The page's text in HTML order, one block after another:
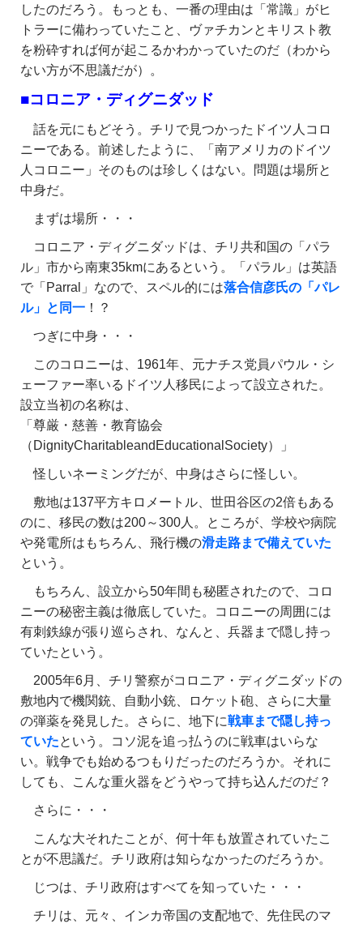
したのだろう。もっとも、一番の理由は「常識」がヒ
トラーに備わっていたこと、ヴァチカンとキリスト教
を粉砕すれば何が起こるかわかっていたのだ（わから
ない方が不思議だが）。
■コロニア・ディグニダッド
話を元にもどそう。チリで見つかったドイツ人コロ
ニーである。前述したように、「南アメリカのドイツ
人コロニー」そのものは珍しくはない。問題は場所と
中身だ。
まずは場所・・・
コロニア・ディグニダッドは、チリ共和国の「パラ
ル」市から南東35kmにあるという。「パラル」は英語
で「Parral」なので、スペル的には落合信彦氏の「パレ
ル」と同一！？
つぎに中身・・・
このコロニーは、1961年、元ナチス党員パウル・シ
ェーファー率いるドイツ人移民によって設立された。
設立当初の名称は、
「尊厳・慈善・教育協会
（DignityCharitableandEducationalSociety）」
怪しいネーミングだが、中身はさらに怪しい。
敷地は137平方キロメートル、世田谷区の2倍もある
のに、移民の数は200～300人。ところが、学校や病院
や発電所はもちろん、飛行機の滑走路まで備えていた
という。
もちろん、設立から50年間も秘匿されたので、コロ
ニーの秘密主義は徹底していた。コロニーの周囲には
有刺鉄線が張り巡らされ、なんと、兵器まで隠し持っ
ていたという。
2005年6月、チリ警察がコロニア・ディグニダッドの
敷地内で機関銃、自動小銃、ロケット砲、さらに大量
の弾薬を発見した。さらに、地下に戦車まで隠し持っ
ていたという。コソ泥を追っ払うのに戦車はいらな
い。戦争でも始めるつもりだったのだろうか。それに
しても、こんな重火器をどうやって持ち込んだのだ？
さらに・・・
こんな大それたことが、何十年も放置されていたこ
とが不思議だ。チリ政府は知らなかったのだろうか。
じつは、チリ政府はすべてを知っていた・・・
チリは、元々、インカ帝国の支配地で、先住民のマ